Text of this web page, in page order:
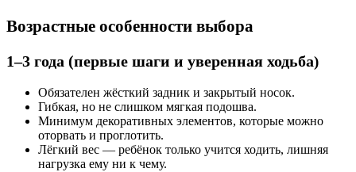
Возрастные особенности выбора
1–3 года (первые шаги и уверенная ходьба)
Обязателен жёсткий задник и закрытый носок.
Гибкая, но не слишком мягкая подошва.
Минимум декоративных элементов, которые можно
оторвать и проглотить.
Лёгкий вес — ребёнок только учится ходить, лишняя
нагрузка ему ни к чему.